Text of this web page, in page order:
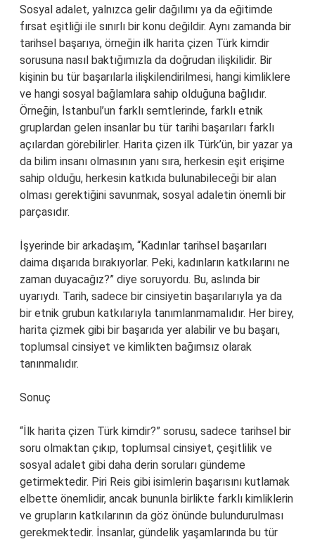
Sosyal adalet, yalnızca gelir dağılımı ya da eğitimde
fırsat eşitliği ile sınırlı bir konu değildir. Aynı zamanda bir
tarihsel başarıya, örneğin ilk harita çizen Türk kimdir
sorusuna nasıl baktığımızla da doğrudan ilişkilidir. Bir
kişinin bu tür başarılarla ilişkilendirilmesi, hangi kimliklere
ve hangi sosyal bağlamlara sahip olduğuna bağlıdır.
Örneğin, İstanbul’un farklı semtlerinde, farklı etnik
gruplardan gelen insanlar bu tür tarihi başarıları farklı
açılardan görebilirler. Harita çizen ilk Türk’ün, bir yazar ya
da bilim insanı olmasının yanı sıra, herkesin eşit erişime
sahip olduğu, herkesin katkıda bulunabileceği bir alan
olması gerektiğini savunmak, sosyal adaletin önemli bir
parçasıdır.
İşyerinde bir arkadaşım, “Kadınlar tarihsel başarıları
daima dışarıda bırakıyorlar. Peki, kadınların katkılarını ne
zaman duyacağız?” diye soruyordu. Bu, aslında bir
uyarıydı. Tarih, sadece bir cinsiyetin başarılarıyla ya da
bir etnik grubun katkılarıyla tanımlanmamalıdır. Her birey,
harita çizmek gibi bir başarıda yer alabilir ve bu başarı,
toplumsal cinsiyet ve kimlikten bağımsız olarak
tanınmalıdır.
Sonuç
“İlk harita çizen Türk kimdir?” sorusu, sadece tarihsel bir
soru olmaktan çıkıp, toplumsal cinsiyet, çeşitlilik ve
sosyal adalet gibi daha derin soruları gündeme
getirmektedir. Piri Reis gibi isimlerin başarısını kutlamak
elbette önemlidir, ancak bununla birlikte farklı kimliklerin
ve grupların katkılarının da göz önünde bulundurulması
gerekmektedir. İnsanlar, gündelik yaşamlarında bu tür